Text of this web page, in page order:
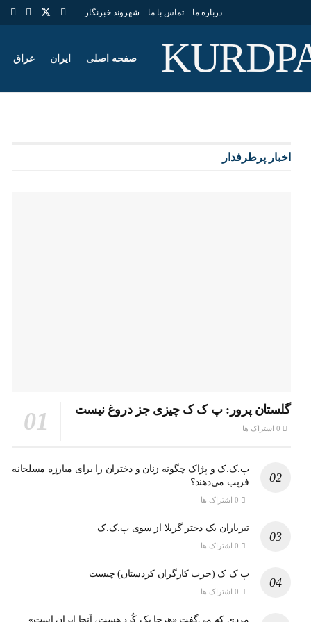
درباره ما تماس با ما شهروند خبرنگار
صفحه اصلی ایران عراق
اخبار پرطرفدار
گلستان پرور: پ ک ک چیزی جز دروغ نیست
پ.ک.ک و پژاک چگونه زنان و دختران را برای مبارزه مسلحانه
فریب می‌دهند؟
تیرباران یک دختر گریلا از سوی پ.ک.ک
پ ک ک (حزب کارگران کردستان) چیست
مردی که می‌گفت «هرجا یک کُرد هست، آنجا ایران است»